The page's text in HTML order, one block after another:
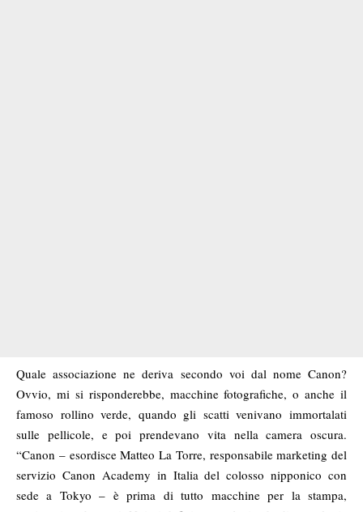
Quale associazione ne deriva secondo voi dal nome Canon?
Ovvio, mi si risponderebbe, macchine fotografiche, o anche il
famoso rollino verde, quando gli scatti venivano immortalati
sulle pellicole, e poi prendevano vita nella camera oscura.
“Canon – esordisce Matteo La Torre, responsabile marketing del
servizio Canon Academy in Italia del colosso nipponico con
sede a Tokyo – è prima di tutto macchine per la stampa,